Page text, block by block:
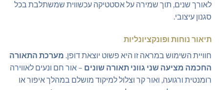
לאורך שנים, תוך שמירה על אסטטיקה עכשווית שמשתלבת בכל
סגנון עיצובי.
תיאור נוחות ופונקציונליות
חוויית השימוש במראה זו היא פשוט יוצאת דופן. מערכת התאורה
החכמה מציעה שני גווני תאורה שונים – אור חם ונעים לאווירה
רומנטית ורגועה, ואור קר וצלול למיקוד מושלם במהלך איפור או